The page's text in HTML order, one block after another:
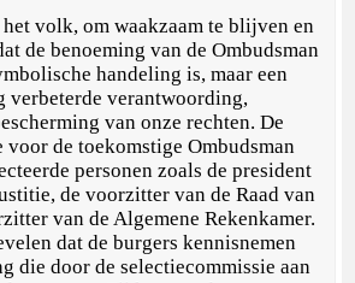
het volk, om waakzaam te blijven en
de benoeming van de Ombudsman
handeling is, maar een
verbeterde verantwoording,
van onze rechten. De
voor de toekomstige Ombudsman
personen zoals de president
de voorzitter van de Raad van
van de Algemene Rekenkamer.
dat de burgers kennisnemen
die door de selectiecommissie aan